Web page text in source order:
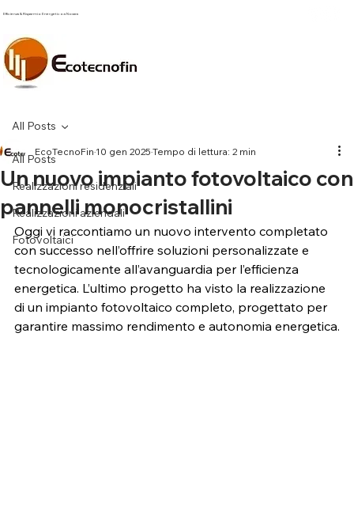
Efficienza & Risparmio Energetico a Novara
All Posts
Realizzazioni residenziali
Realizzazioni aziendali
Fotovoltaici
All Posts
Un nuovo impianto fotovoltaico con
pannelli monocristallini
EcoTecnoFin 10 gen 2025 Tempo di lettura: 2 min
Oggi vi raccontiamo un nuovo intervento completato
con successo nell’offrire soluzioni personalizzate e
tecnologicamente all’avanguardia per l’efficienza
energetica. L’ultimo progetto ha visto la realizzazione
di un impianto fotovoltaico completo, progettato per
garantire massimo rendimento e autonomia energetica.